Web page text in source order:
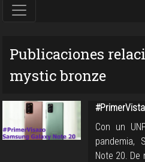
Publicaciones
mystic bronze
Con un
pandemia,
Note 20. De